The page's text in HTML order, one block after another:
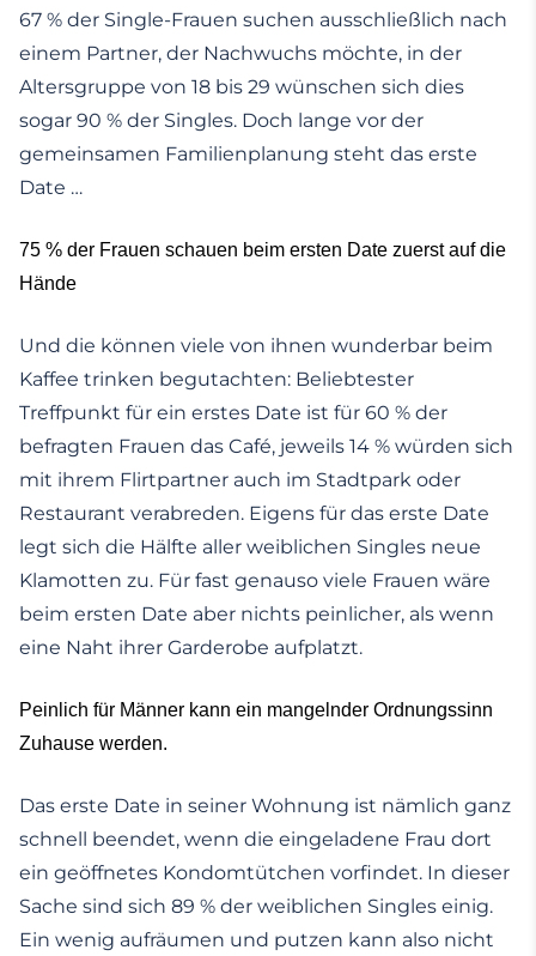
67 % der Single-Frauen suchen ausschließlich nach
einem Partner, der Nachwuchs möchte, in der
Altersgruppe von 18 bis 29 wünschen sich dies
sogar 90 % der Singles. Doch lange vor der
gemeinsamen Familienplanung steht das erste
Date …
75 % der Frauen schauen beim ersten Date zuerst auf die
Hände
Und die können viele von ihnen wunderbar beim
Kaffee trinken begutachten: Beliebtester
Treffpunkt für ein erstes Date ist für 60 % der
befragten Frauen das Café, jeweils 14 % würden sich
mit ihrem Flirtpartner auch im Stadtpark oder
Restaurant verabreden. Eigens für das erste Date
legt sich die Hälfte aller weiblichen Singles neue
Klamotten zu. Für fast genauso viele Frauen wäre
beim ersten Date aber nichts peinlicher, als wenn
eine Naht ihrer Garderobe aufplatzt.
Peinlich für Männer kann ein mangelnder Ordnungssinn
Zuhause werden.
Das erste Date in seiner Wohnung ist nämlich ganz
schnell beendet, wenn die eingeladene Frau dort
ein geöffnetes Kondomtütchen vorfindet. In dieser
Sache sind sich 89 % der weiblichen Singles einig.
Ein wenig aufräumen und putzen kann also nicht